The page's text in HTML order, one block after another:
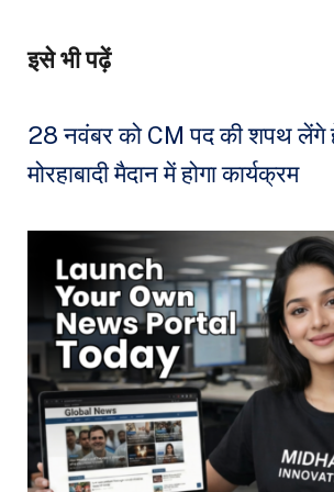
इसे भी पढ़ें
28 नवंबर को CM पद की शपथ लेंगे
मोरहाबादी मैदान में होगा कार्यक्रम